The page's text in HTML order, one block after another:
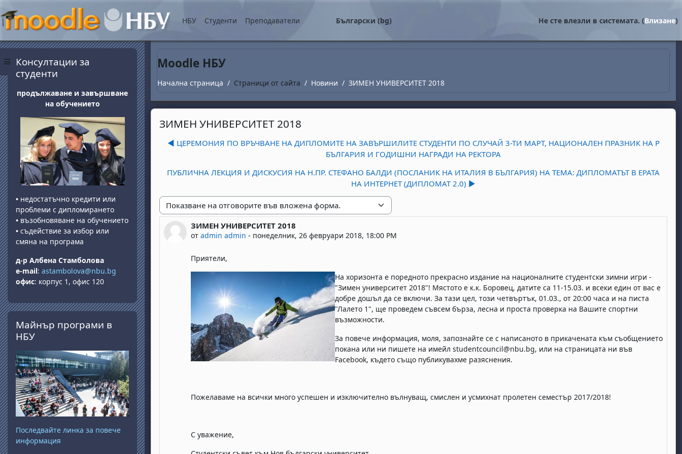
Прескочи на основното съдържание
Страничен панел
НБУ Студенти Преподаватели Български ‎(bg)‎ Не сте влезли в системата. (Влизане)
Moodle НБУ
Начална страница Страници от сайта Новини ЗИМЕН УНИВЕРСИТЕТ 2018
ЗИМЕН УНИВЕРСИТЕТ 2018
◀︎ ЦЕРЕМОНИЯ ПО ВРЪЧВАНЕ НА ДИПЛОМИТЕ НА ЗАВЪРШИЛИТЕ СТУДЕНТИ ПО СЛУЧАЙ 3-ТИ МАРТ, НАЦИОНАЛЕН ПРАЗНИК НА Р
БЪЛГАРИЯ И ГОДИШНИ НАГРАДИ НА РЕКТОРА
ПУБЛИЧНА ЛЕКЦИЯ И ДИСКУСИЯ НА Н.ПР. СТЕФАНО БАЛДИ (ПОСЛАНИК НА ИТАЛИЯ В БЪЛГАРИЯ) НА ТЕМА: ДИПЛОМАТЪТ В ЕРАТА
НА ИНТЕРНЕТ (ДИПЛОМАТ 2.0) ▶︎
Начин на показване
ЗИМЕН УНИВЕРСИТЕТ 2018
от admin admin - понеделник, 26 февруари 2018, 18:00 PM
Number of replies: 0
Приятели,
На хоризонта е поредното прекрасно издание на националните студентски зимни игри -
"Зимен университет 2018"! Мястото е к.к. Боровец, датите са 11-15.03. и всеки един от вас е
добре дошъл да се включи. За тази цел, този четвъртък, 01.03., от 20:00 часа и на писта
"Лалето 1", ще проведем съвсем бърза, лесна и проста проверка на Вашите спортни
възможности.
За повече информация, моля, запознайте се с написаното в прикачената към съобщението
покана или ни пишете на имейл studentcouncil@nbu.bg, или на страницата ни във
Facebook, където също публикувахме разяснения.
Пожелаваме на всички много успешен и изключително вълнуващ, смислен и усмихнат пролетен семестър 2017/2018!
С уважение,
Блокове
Консултации за
студенти
продължаване и завършване
на обучението
• недостатъчно кредити или
проблеми с дипломирането
• възобновяване на обучението
• съдействие за избор или
смяна на програма
д-р Албена Стамболова
e-mail: astambolova@nbu.bg
офис: корпус 1, офис 120
Прескочи Майнър програми в НБУ
Майнър програми в
НБУ
Последвайте линка за повече
информация